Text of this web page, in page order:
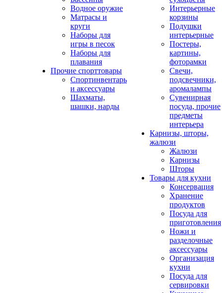
Водное оружие
Матрасы и
круги
Наборы для
игры в песок
Наборы для
плавания
Прочие спорттовары
Спортинвентарь
и аксессуары
Шахматы,
шашки, нарды
Интерьерные
корзины
Подушки
интерьерные
Постеры,
картины,
фоторамки
Свечи,
подсвечники,
аромалампы
Сувенирная
посуда, прочие
предметы
интерьера
Карнизы, шторы,
жалюзи
Жалюзи
Карнизы
Шторы
Товары для кухни
Консервация
Хранение
продуктов
Посуда для
приготовления
Ножи и
разделочные
аксессуары
Организация
кухни
Посуда для
сервировки